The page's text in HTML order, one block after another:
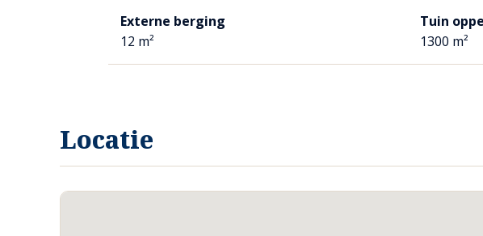
De royale en lichte overloop is voorzien van een tegelvloer, dakkapel en wasluik.
de badkamer en de berging bereikbaar.
balkon door middel van openslaande deuren.
Externe berging
12 m²
Tuin
1300 m²
Locatie